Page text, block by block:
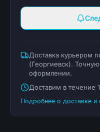
Доставка курьером
(Георгиевск).
оформлении.
Доставим в течение
Подробнее о доставке и